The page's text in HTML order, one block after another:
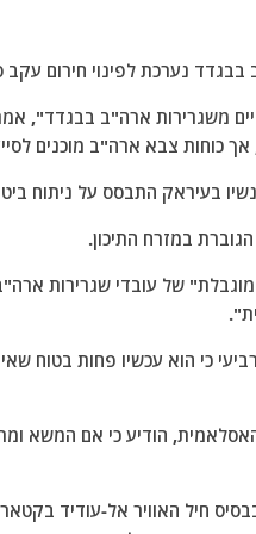
נערכת לפינוי חירום עקב
משגרירות ארה"ב בבגדד",
בעיראק התבסס על ניתוח
במזרח התיכון.
של עובדי שגרירות
כי הוא עכשיו פחות בטוח
הודיע ​​כי אם המשא ומתן
חיל האוויר אל-עודיד